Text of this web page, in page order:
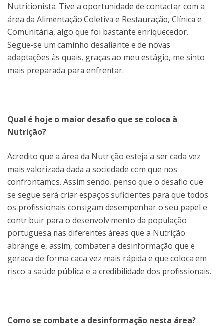
Nutricionista. Tive a oportunidade de contactar com a
área da Alimentação Coletiva e Restauração, Clínica e
Comunitária, algo que foi bastante enriquecedor.
Segue-se um caminho desafiante e de novas
adaptações às quais, graças ao meu estágio, me sinto
mais preparada para enfrentar.
Qual é hoje o maior desafio que se coloca à
Nutrição?
Acredito que a área da Nutrição esteja a ser cada vez
mais valorizada dada a sociedade com que nos
confrontamos. Assim sendo, penso que o desafio que
se segue será criar espaços suficientes para que todos
os profissionais consigam desempenhar o seu papel e
contribuir para o desenvolvimento da população
portuguesa nas diferentes áreas que a Nutrição
abrange e, assim, combater a desinformação que é
gerada de forma cada vez mais rápida e que coloca em
risco a saúde pública e a credibilidade dos profissionais.
Como se combate a desinformação nesta área?